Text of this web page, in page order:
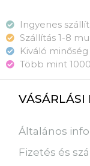
Ingyenes
Szállítás 1-8
Kiváló
Több mint
Általános
Fizetés és